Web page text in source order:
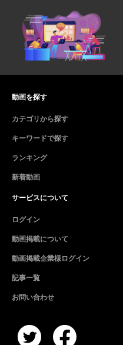
動画を探す
カテゴリから探す
キーワードで探す
ランキング
新着動画
サービスについて
ログイン
動画掲載について
動画掲載企業様ログイン
記事一覧
お問い合わせ